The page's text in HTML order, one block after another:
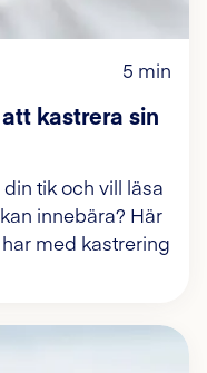
5 min
kastrera sin
tik och vill läsa
innebära? Här
med kastrering